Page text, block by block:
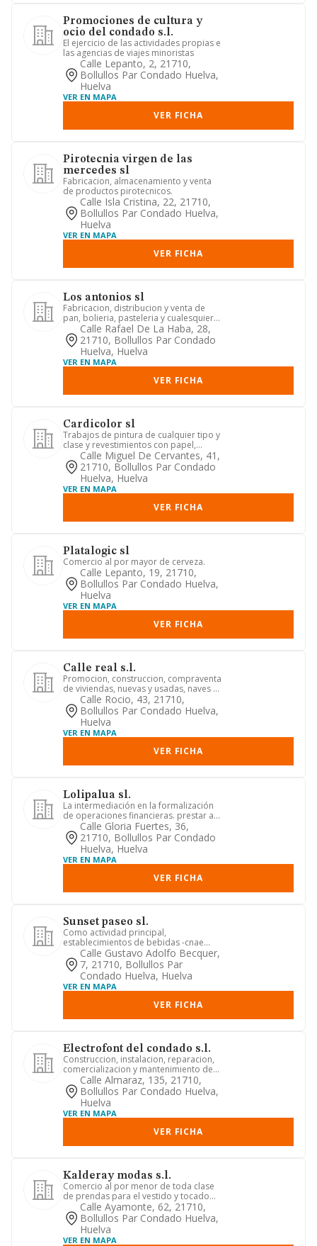
Promociones de cultura y
ocio del condado s.l.
El ejercicio de las actividades propias e
las agencias de viajes minoristas
Calle Lepanto, 2, 21710,
Bollullos Par Condado Huelva,
Huelva
VER EN MAPA
VER FICHA
Pirotecnia virgen de las
mercedes sl
Fabricacion, almacenamiento y venta
de productos pirotecnicos.
Calle Isla Cristina, 22, 21710,
Bollullos Par Condado Huelva,
Huelva
VER EN MAPA
VER FICHA
Los antonios sl
Fabricacion, distribucion y venta de
pan, bolieria, pasteleria y cualesquiera
otros productos deriv...
Calle Rafael De La Haba, 28,
21710, Bollullos Par Condado
Huelva, Huelva
VER EN MAPA
VER FICHA
Cardicolor sl
Trabajos de pintura de cualquier tipo y
clase y revestimientos con papel,
tejidos o plasticos y ter...
Calle Miguel De Cervantes, 41,
21710, Bollullos Par Condado
Huelva, Huelva
VER EN MAPA
VER FICHA
Platalogic sl
Comercio al por mayor de cerveza.
Calle Lepanto, 19, 21710,
Bollullos Par Condado Huelva,
Huelva
VER EN MAPA
VER FICHA
Calle real s.l.
Promocion, construccion, compraventa
de viviendas, nuevas y usadas, naves y
edificaciones industria...
Calle Rocio, 43, 21710,
Bollullos Par Condado Huelva,
Huelva
VER EN MAPA
VER FICHA
Lolipalua sl.
La intermediación en la formalización
de operaciones financieras. prestar a
terceros el asesoramien...
Calle Gloria Fuertes, 36,
21710, Bollullos Par Condado
Huelva, Huelva
VER EN MAPA
VER FICHA
Sunset paseo sl.
Como actividad principal,
establecimientos de bebidas -cnae
5630-. restaurantes -cnae 5611-.
puesto...
Calle Gustavo Adolfo Becquer,
7, 21710, Bollullos Par
Condado Huelva, Huelva
VER EN MAPA
VER FICHA
Electrofont del condado s.l.
Construccion, instalacion, reparacion,
comercializacion y mantenimiento de
elementos y aparatos de ...
Calle Almaraz, 135, 21710,
Bollullos Par Condado Huelva,
Huelva
VER EN MAPA
VER FICHA
Kalderay modas s.l.
Comercio al por menor de toda clase
de prendas para el vestido y tocado
para hombre, mujer y niños,...
Calle Ayamonte, 62, 21710,
Bollullos Par Condado Huelva,
Huelva
VER EN MAPA